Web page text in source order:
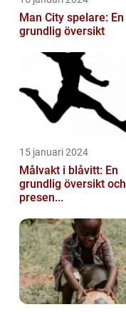
Man City spelare: En
grundlig översikt
15 januari 2024
Målvakt i blåvitt: En
grundlig översikt och
presen...